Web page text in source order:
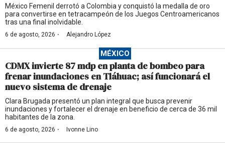
México Femenil derrotó a Colombia y conquistó la medalla de oro
para convertirse en tetracampeón de los Juegos Centroamericanos
tras una final inolvidable.
6 de agosto, 2026 · Alejandro López
MÉXICO
CDMX invierte 87 mdp en planta de bombeo para
frenar inundaciones en Tláhuac; así funcionará el
nuevo sistema de drenaje
Clara Brugada presentó un plan integral que busca prevenir
inundaciones y fortalecer el drenaje en beneficio de cerca de 36 mil
habitantes de la zona.
6 de agosto, 2026 · Ivonne Lino